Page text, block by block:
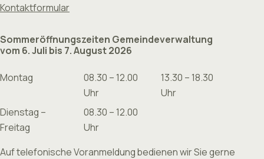
Kontaktformular
Sommeröffnungszeiten Gemeindeverwaltung
vom 6. Juli bis 7. August 2026
Montag
08.30 – 12.00
Uhr
13.30 – 18.30
Uhr
Dienstag –
Freitag
08.30 – 12.00
Uhr
Auf telefonische Voranmeldung bedienen wir Sie gerne